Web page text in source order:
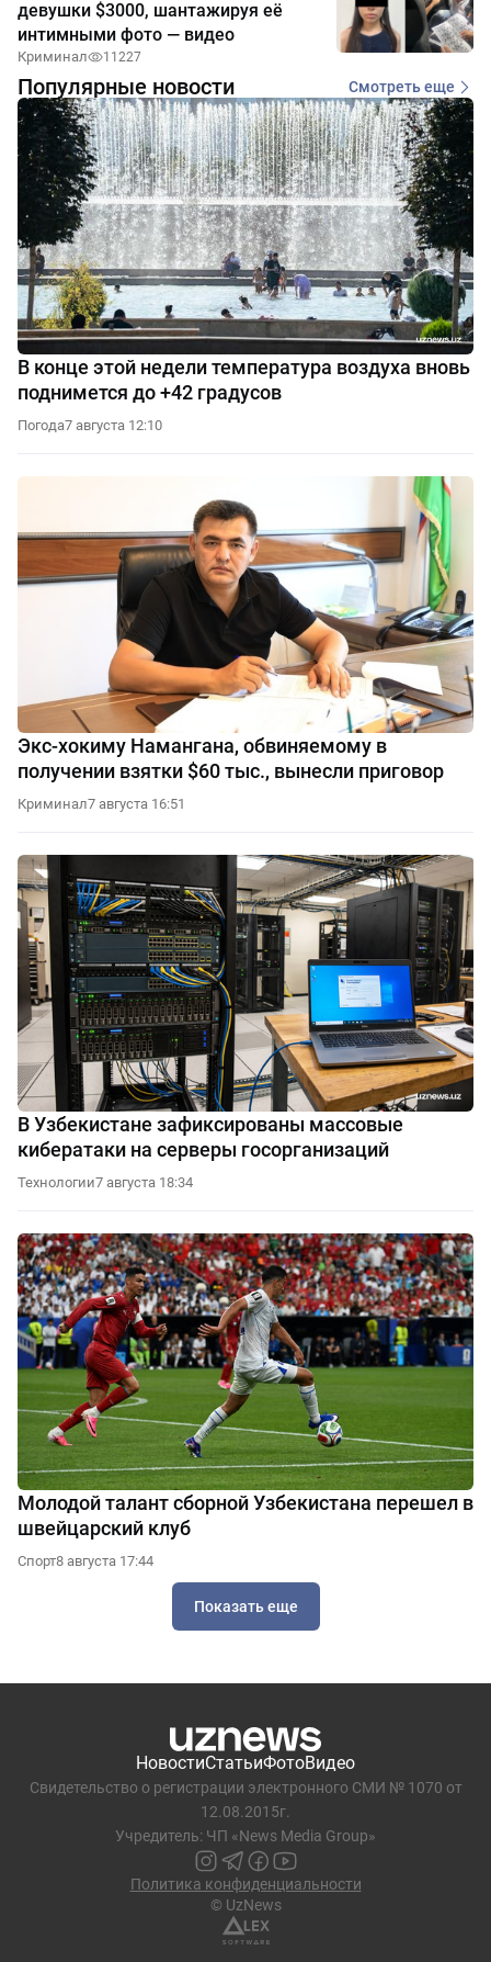
девушки $3000, шантажируя её
интимными фото — видео
Криминал 11227
Популярные новости Смотреть еще
В конце этой недели температура воздуха вновь
поднимется до +42 градусов
Погода7 августа 12:10
Экс-хокиму Намангана, обвиняемому в
получении взятки $60 тыс., вынесли приговор
Криминал7 августа 16:51
В Узбекистане зафиксированы массовые
кибератаки на серверы госорганизаций
Технологии7 августа 18:34
Молодой талант сборной Узбекистана перешел в
швейцарский клуб
Спорт8 августа 17:44
Показать еще
НовостиСтатьиФотоВидео
Свидетельство о регистрации электронного СМИ № 1070 от
12.08.2015г.
Учредитель: ЧП «News Media Group»
Политика конфиденциальности
© UzNews